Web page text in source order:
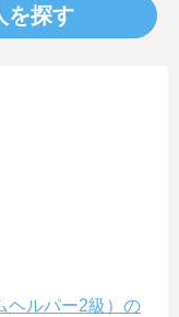
を探す
ヘルパー2級）の